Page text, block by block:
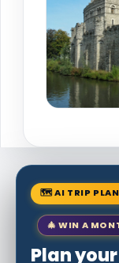
🗺 AI TRIP
🎄 WIN A
Plan